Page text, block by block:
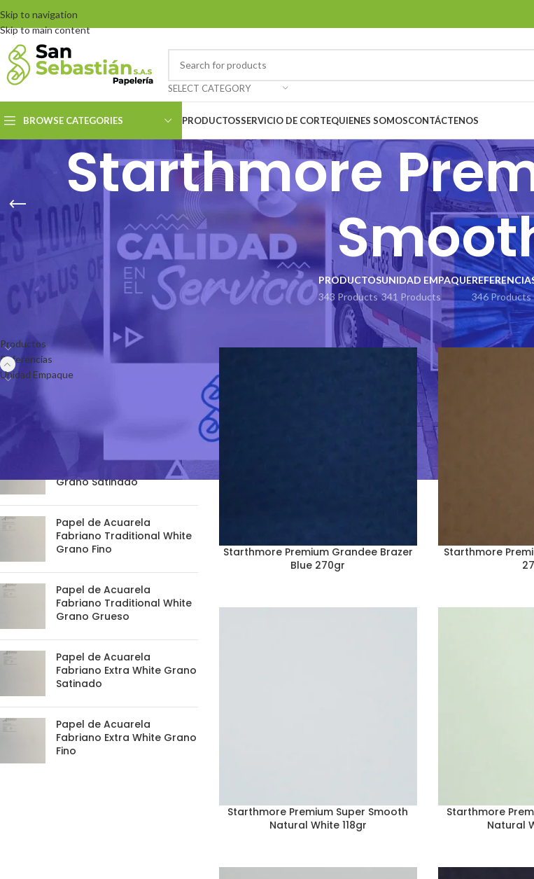
Skip to navigation
Skip to main content
SELECT CATEGORY
BROWSE CATEGORIES PRODUCTOSSERVICIO DE CORTEQUIENES SOMOSCONTÁCTENOS
Starthmore
PRODUCTOS
343 Products
UNIDAD EMPAQUE
341 Products
346 Products
Productos
Referencias
Unidad Empaque
PRODUCTS
Papel de Acuarela
Fabriano Traditional White
Grano Satinado
Papel de Acuarela
Fabriano Traditional White
Grano Fino
Papel de Acuarela
Fabriano Traditional White
Grano Grueso
Papel de Acuarela
Fabriano Extra White Grano
Satinado
Papel de Acuarela
Fabriano Extra White Grano
Fino
Starthmore Premium Super Smooth
Starthmore Premium Grandee Brazer
Blue 270gr
Starthmore
Starthmore Premium Super Smooth
Natural White 118gr
Starthmore
Natural